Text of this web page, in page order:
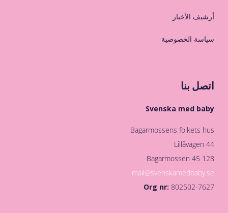
أرشيف الأخبار
سياسة الخصوصية
اتصل بنا
Svenska med baby
Bagarmossens folkets hus
Lillåvägen 44
128 45 Bagarmossen
mail@svenskamedbaby.se
Org nr:802502-7627